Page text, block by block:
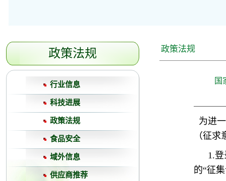
政策法规
行业信息
科技进展
政策法规
食品安全
域外信息
供应商推荐
政策法规
国
为进
（征
1.
的“征